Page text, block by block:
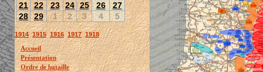
21 22 23 24 25 26
27
28 29 1 2 3 4 5
1914 1915 1916 1917 1918
Accueil
Présentation
Ordre de bataille